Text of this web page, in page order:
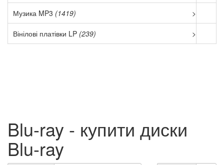
Музика MP3 (1419) >
Вінілові платівки LP (239) >
Blu-ray - купити диски
Blu-ray